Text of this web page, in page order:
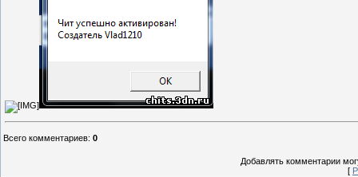
Всего комментариев: 0
Добавлять комментарии
[